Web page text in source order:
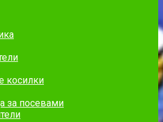
косилки
за посевами